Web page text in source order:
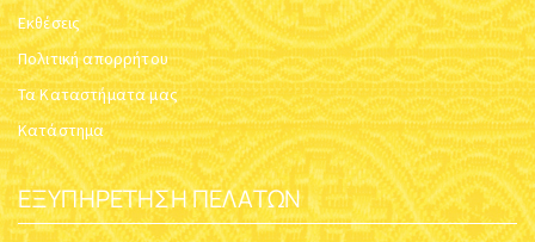
Εκθέσεις
Πολιτική απορρήτου
Τα Καταστήματα μας
Κατάστημα
ΕΞΥΠΗΡΈΤΗΣΗ ΠΕΛΑΤΏΝ